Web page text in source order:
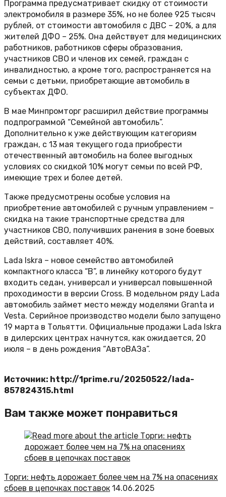
Программа предусматривает скидку от стоимости
электромобиля в размере 35%, но не более 925 тысяч
рублей, от стоимости автомобиля с ДВС – 20%, а для
жителей ДФО – 25%. Она действует для медицинских
работников, работников сферы образования,
участников СВО и членов их семей, граждан с
инвалидностью, а кроме того, распространяется на
семьи с детьми, приобретающие автомобиль в
субъектах ДФО.
В мае Минпромторг расширил действие программы
подпрограммой “Семейной автомобиль”.
Дополнительно к уже действующим категориям
граждан, с 13 мая текущего года приобрести
отечественный автомобиль на более выгодных
условиях со скидкой 10% могут семьи по всей РФ,
имеющие трех и более детей.
Также предусмотрены особые условия на
приобретение автомобилей с ручным управлением –
скидка на такие транспортные средства для
участников СВО, получивших ранения в зоне боевых
действий, составляет 40%.
Lada Iskra – новое семейство автомобилей
компактного класса “В”, в линейку которого будут
входить седан, универсал и универсал повышенной
проходимости в версии Cross. В модельном ряду Lada
автомобиль займет место между моделями Granta и
Vesta. Серийное производство модели было запущено
19 марта в Тольятти. Официальные продажи Lada Iskra
в дилерских центрах начнутся, как ожидается, 20
июля – в день рождения “АвтоВАЗа”.
Источник: http://1prime.ru/20250522/lada-
857824315.html
Вам также может понравиться
Торги: нефть дорожает более чем на 7% на опасениях
сбоев в цепочках поставок 14.06.2025